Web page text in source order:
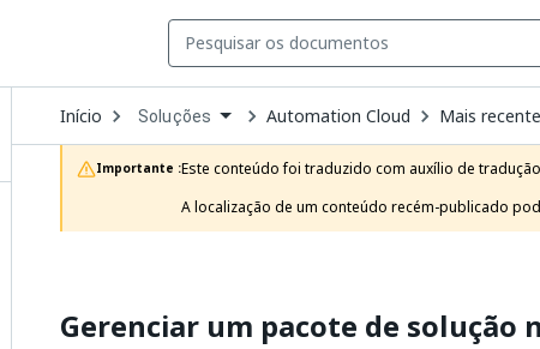
Início Open
Dropdown
to
choose
product
Soluções Automation Cloud Mais recente
Importante :Este conteúdo foi traduzido com auxílio de
A localização de um conteúdo recém-publicado
Gerenciar um pacote de solução